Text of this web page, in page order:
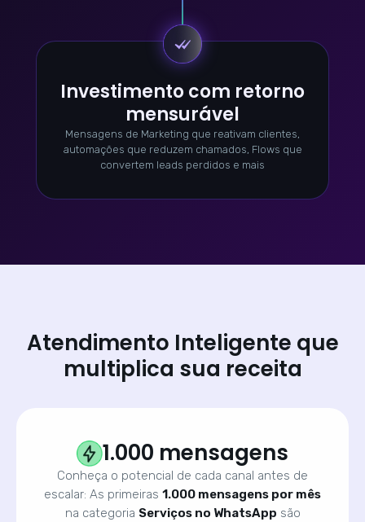
Investimento com retorno
mensurável
Mensagens de Marketing que reativam clientes,
automações que reduzem chamados, Flows que
convertem leads perdidos e mais
Atendimento Inteligente que
multiplica sua receita
1.000 mensagens
Conheça o potencial de cada canal antes de
escalar: As primeiras 1.000 mensagens por mês
na categoria Serviços no WhatsApp são